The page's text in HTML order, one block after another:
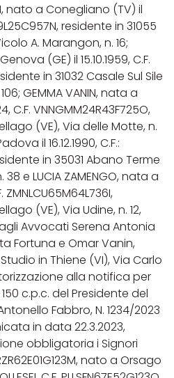
nato a Conegliano (TV) il
residente in 31055
A. Marangon, n. 16;
(GE) il 15.10.1959, C.F.
in 31032 Casale Sul Sile
GEMMA VANIN, nata a
C.F. VNNGMM24R43F725O,
(VE), Via delle Motte, n.
il 16.12.1990, C.F.:
in 35031 Abano Terme
e LUCIA ZAMENGO, nata a
(VE), Via Udine, n. 12,
Avvocati Serena Antonia
Fortuna e Omar Vanin,
in Thiene (VI), Via Carlo
alla notifica per
c.p.c. del Presidente del
Fabbro, N. 1234/2023
in data 22.3.2023,
obbligatoria i Signori
nato a Orsago